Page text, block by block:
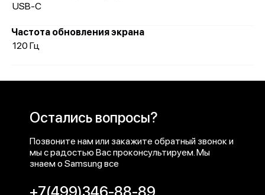
USB-C
Частота обновления экрана
120 Гц
Остались вопросы?
Позвоните нам или закажите обратный звонок и
мы с радостью Вас проконсультируем. Мы
знаем о Samsung все